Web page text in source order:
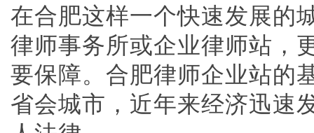
在合肥这样一个快速发展的
律师事务所或企业律师站，
要保障。合肥律师企业站的
省会城市，近年来经济迅速